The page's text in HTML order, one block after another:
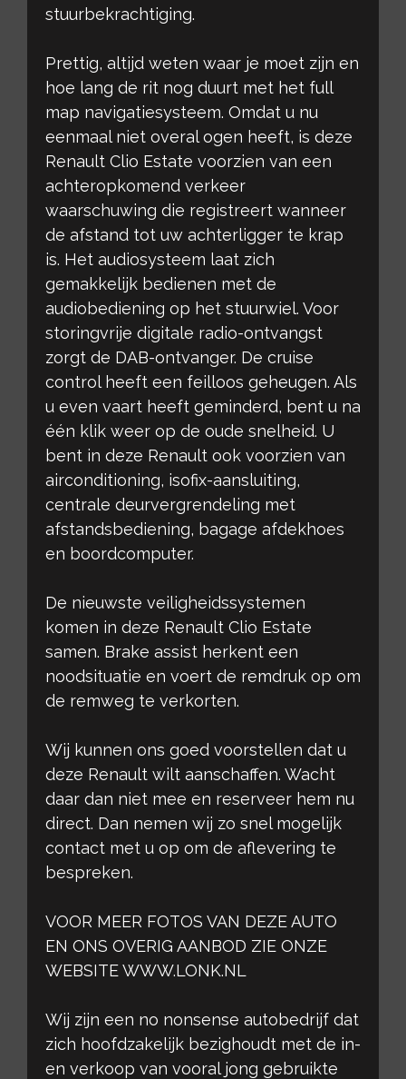
stuurbekrachtiging.
Prettig, altijd weten waar je moet zijn en
hoe lang de rit nog duurt met het full
map navigatiesysteem. Omdat u nu
eenmaal niet overal ogen heeft, is deze
Renault Clio Estate voorzien van een
achteropkomend verkeer
waarschuwing die registreert wanneer
de afstand tot uw achterligger te krap
is. Het audiosysteem laat zich
gemakkelijk bedienen met de
audiobediening op het stuurwiel. Voor
storingvrije digitale radio-ontvangst
zorgt de DAB-ontvanger. De cruise
control heeft een feilloos geheugen. Als
u even vaart heeft geminderd, bent u na
één klik weer op de oude snelheid. U
bent in deze Renault ook voorzien van
airconditioning, isofix-aansluiting,
centrale deurvergrendeling met
afstandsbediening, bagage afdekhoes
en boordcomputer.
De nieuwste veiligheidssystemen
komen in deze Renault Clio Estate
samen. Brake assist herkent een
noodsituatie en voert de remdruk op om
de remweg te verkorten.
Wij kunnen ons goed voorstellen dat u
deze Renault wilt aanschaffen. Wacht
daar dan niet mee en reserveer hem nu
direct. Dan nemen wij zo snel mogelijk
contact met u op om de aflevering te
bespreken.
VOOR MEER FOTOS VAN DEZE AUTO
EN ONS OVERIG AANBOD ZIE ONZE
WEBSITE WWW.LONK.NL
Wij zijn een no nonsense autobedrijf dat
zich hoofdzakelijk bezighoudt met de in-
en verkoop van vooral jong gebruikte